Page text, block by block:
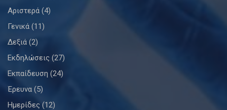
Αριστερά (4)
Γενικά (11)
Δεξιά (2)
Εκδηλώσεις (27)
Εκπαίδευση (24)
Έρευνα (5)
Ημερίδες (12)